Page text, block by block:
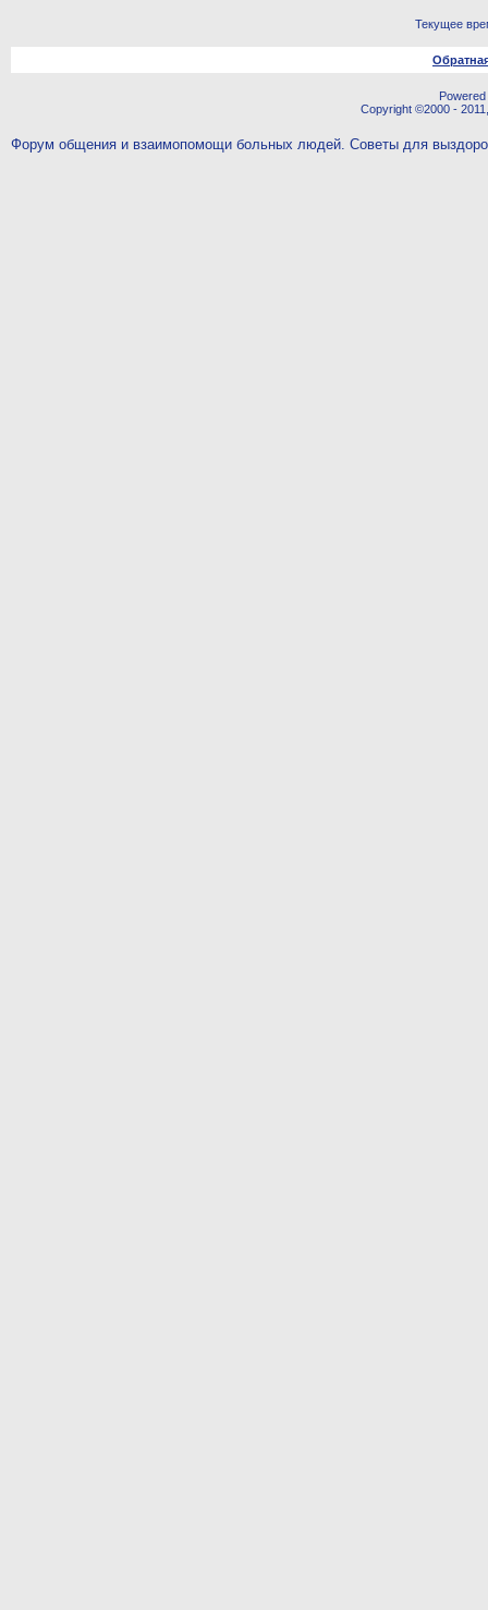
Текущее
Copyright ©2000 -
Форум общения и взаимопомощи больных людей. Советы для